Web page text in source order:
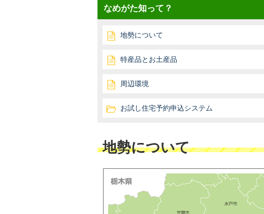
なめがた知って？
地勢について
特産品とお土産品
周辺環境
お試し住宅予約申込システム
地勢について